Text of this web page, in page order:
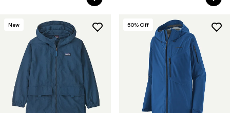
New 50% Off